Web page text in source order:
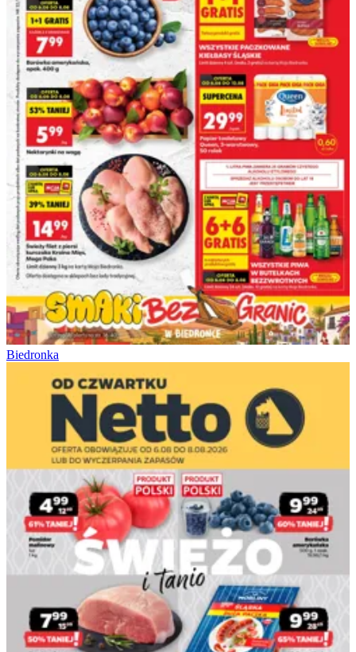
Biedronka